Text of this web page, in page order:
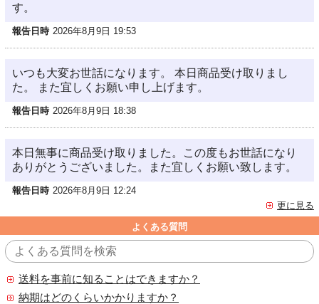
す。
報告日時 2026年8月9日 19:53
いつも大変お世話になります。 本日商品受け取りまし
た。 また宜しくお願い申し上げます。
報告日時 2026年8月9日 18:38
本日無事に商品受け取りました。この度もお世話になり
ありがとうございました。また宜しくお願い致します。
報告日時 2026年8月9日 12:24
更に見る
よくある質問
送料を事前に知ることはできますか？
納期はどのくらいかかりますか？